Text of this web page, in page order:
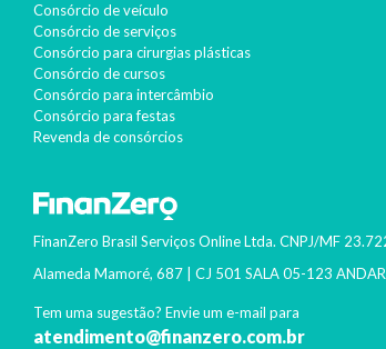
Consórcio de veículo
Consórcio de serviços
Consórcio para cirurgias plásticas
Consórcio de cursos
Consórcio para intercâmbio
Consórcio para festas
Revenda de consórcios
FinanZero Brasil Serviços Online Ltda. CNPJ/MF
Alameda Mamoré, 687 | CJ 501 SALA 05-123
Tem uma sugestão? Envie um e-mail para
atendimento@finanzero.com.br